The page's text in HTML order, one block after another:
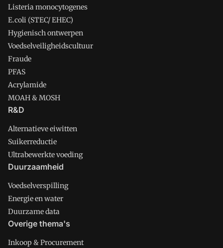
Listeria monocytogenes
E.coli (STEC/ EHEC)
Hygienisch ontwerpen
Voedselveiligheidscultuur
Fraude
PFAS
Acrylamide
MOAH & MOSH
R&D
Alternatieve eiwitten
Suikerreductie
Ultrabewerkte voeding
Duurzaamheid
Voedselverspilling
Energie en water
Duurzame data
Overige thema's
Inkoop & Procurement